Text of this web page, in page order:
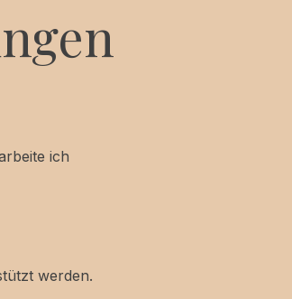
ich
werden.